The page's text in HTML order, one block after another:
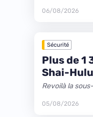
06/08/2026
Sécurité
Plus de 1
Shai-
Revoilà la
05/08/2026